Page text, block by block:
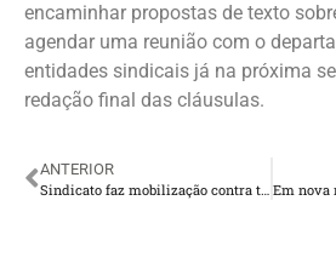
encaminhar propostas de texto
agendar uma reunião com o
entidades sindicais já na próxima
redação final das cláusulas.
ANTERIOR